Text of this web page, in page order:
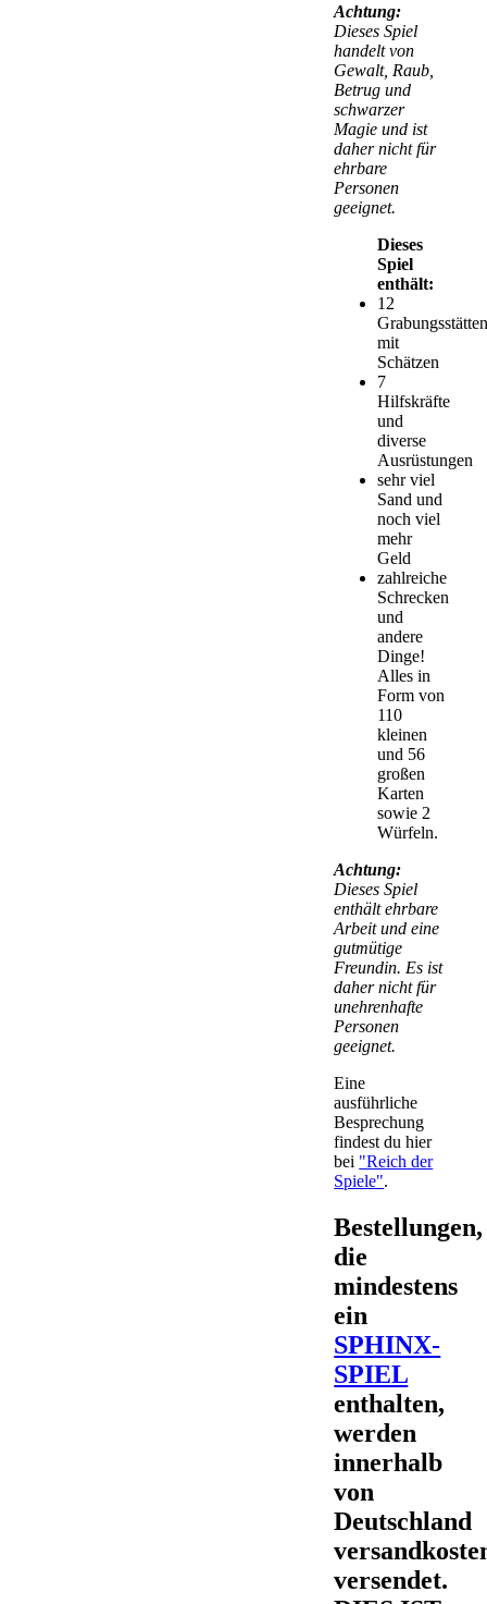
Achtung:
Dieses Spiel
handelt von
Gewalt, Raub,
Betrug und
schwarzer
Magie und ist
daher nicht für
ehrbare
Personen
geeignet.
Dieses
Spiel
enthält:
12
mit
Schätzen
7
Hilfskräfte
und
diverse
Ausrüstungen
sehr viel
Sand und
noch viel
mehr
Geld
zahlreiche
Schrecken
und
andere
Dinge!
Alles in
Form von
110
kleinen
und 56
großen
Karten
sowie 2
Würfeln.
Achtung:
Dieses Spiel
enthält ehrbare
Arbeit und eine
gutmütige
Freundin. Es ist
daher nicht für
unehrenhafte
Personen
geeignet.
Eine
ausführliche
Besprechung
findest du hier
bei "Reich der
Spiele".
Bestellungen,
die
mindestens
ein
SPHINX-
SPIEL
enthalten,
werden
innerhalb
von
Deutschland
versendet.